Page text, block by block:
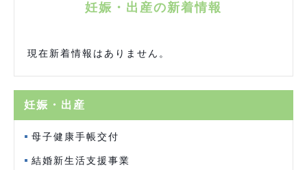
妊娠・出産の新着情報
現在新着情報はありません。
妊娠・出産
母子健康手帳交付
結婚新生活支援事業